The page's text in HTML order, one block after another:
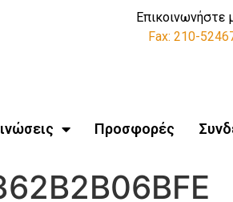
Επικοινωνήστε
Fax: 210-
Προσφορές